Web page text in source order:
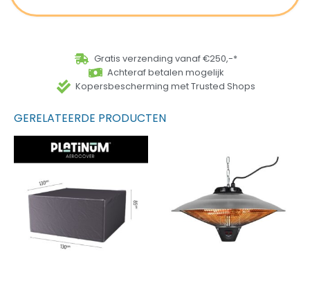
Gratis verzending vanaf €250,-*
Achteraf betalen mogelijk
Kopersbescherming met Trusted Shops
GERELATEERDE PRODUCTEN